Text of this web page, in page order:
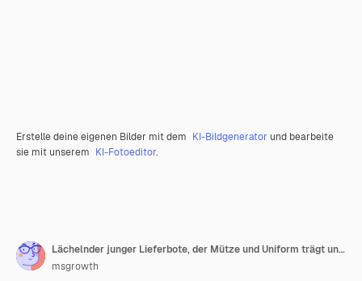
Erstelle deine eigenen Bilder mit dem KI-Bildgenerator und bearbeite
sie mit unserem KI-Fotoeditor.
Lächelnder junger Lieferbote, der Mütze und Uniform trägt und auf sich selbst zeigt
msgrowth